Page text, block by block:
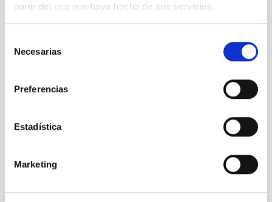
partir del uso que haya hecho de sus servicios.
Necesarias
Preferencias
Estadística
Marketing
Primer plano de las partes centrales de la nebulosa